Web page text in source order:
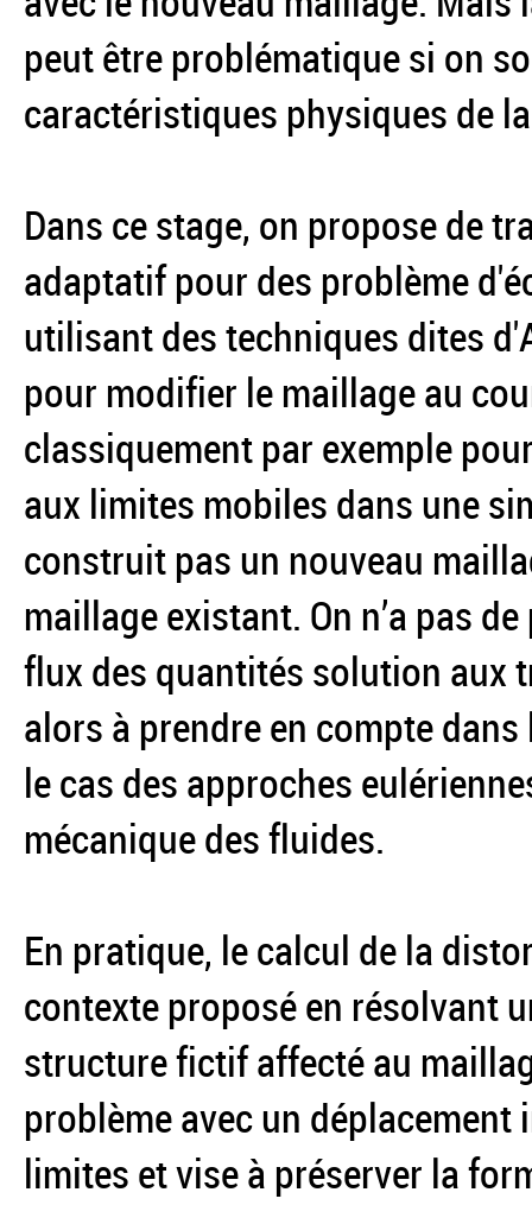
peut être problématique si on
caractéristiques physiques de
Dans ce stage, on propose de
adaptatif pour des problème
utilisant des techniques dites
pour modifier le maillage au
classiquement par exemple
aux limites mobiles dans une
construit pas un nouveau
maillage existant. On n’a pas
flux des quantités solution aux
alors à prendre en compte
le cas des approches
mécanique des fluides.
En pratique, le calcul de la
contexte proposé en résolvant
structure fictif affecté au
problème avec un
limites et vise à préserver la